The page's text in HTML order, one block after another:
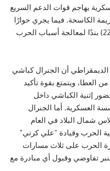
يهاجم قوات الدعم السريع
الكاسحة. فيما يجري حوارًا
سريًا في منبر الدوحة ويوقع على (22) بندًا لمعالجة أسباب الحرب
الديمقراطي أن الجنرال كباشي
العطا، ويتمتع بقوة تأكيد
إثنية الكباشي داخل
العسكرية. أما الجنرال
شمال البلاد في العام
الحرب وقيادة “علي كرتي”
تفاوضي وقبول أي مبادرة مع